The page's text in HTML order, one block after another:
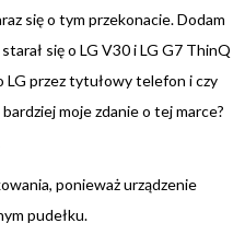
się o tym przekonacie. Dodam
się o LG V30 i LG G7 ThinQ
LG przez tytułowy telefon i czy
moje zdanie o tej marce?
ponieważ urządzenie
pudełku.